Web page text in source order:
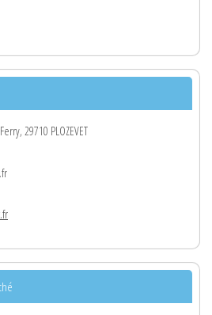
29710 PLOZEVET